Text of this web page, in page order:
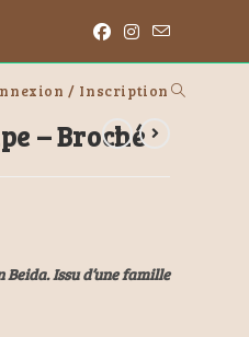
/ Inscription
– Broché
Issu d’une famille